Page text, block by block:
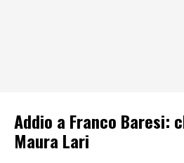
Addio a Franco Baresi:
Maura Lari